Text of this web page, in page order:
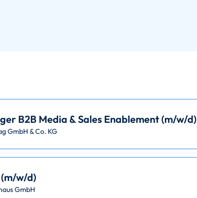
B2B Media & Sales Enablement (m/w/d)
GmbH & Co. KG
w/d)
GmbH